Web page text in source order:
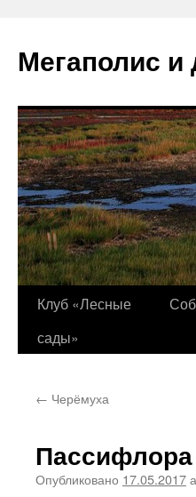
содержимому
Мегаполис и
Клуб «Лесные
сады»
← Черёмуха
Пассифлора
Опубликовано 17.05.2017